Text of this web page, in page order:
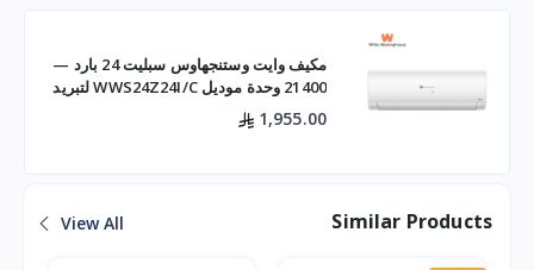
مكيف وايت وستنجهاوس سبليت 24 بارد —
21400 وحدة موديل WWS24Z24I/C لتبريد
فعال للم
1,955.00
Similar Products
View All